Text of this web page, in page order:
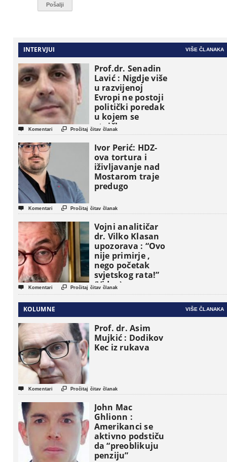
INTERVJUI VIŠE ČLANAKA
Prof.dr. Senadin
Lavić : Nigdje više
u razvijenoj
Evropi ne postoji
politički poredak
u kojem se
etničke grupe
pojavljuju kao
osnovne
političke jedinice
 Komentari  Pročitaj čitav članak
Ivor Perić: HDZ-
ova tortura i
iživljavanje nad
Mostarom traje
predugo
 Komentari  Pročitaj čitav članak
Vojni analitičar
dr. Vilko Klasan
upozorava : “Ovo
nije primirje ,
nego početak
svjetskog rata!”
(Video)
 Komentari  Pročitaj čitav članak
KOLUMNE VIŠE ČLANAKA
Prof. dr. Asim
Mujkić : Dodikov
Kec iz rukava
 Komentari  Pročitaj čitav članak
John Mac
Ghlionn :
Amerikanci se
aktivno podstiču
da “preoblikuju
penziju”